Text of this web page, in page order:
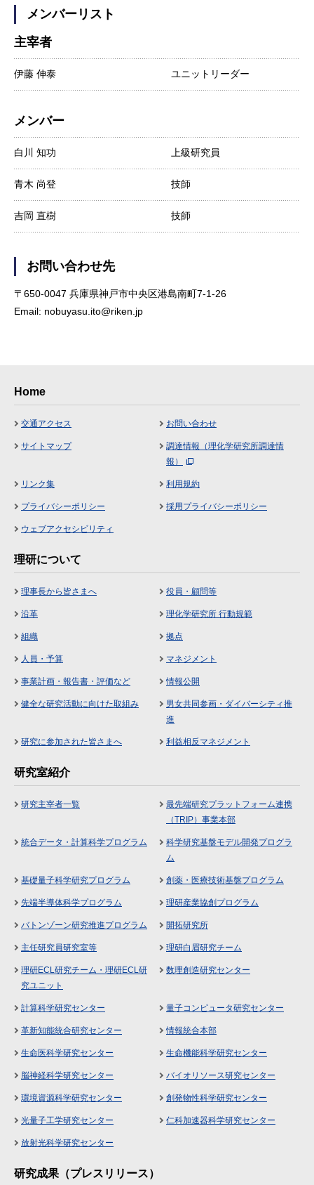
メンバーリスト
主宰者
伊藤 伸泰 ユニットリーダー
メンバー
白川 知功 上級研究員
青木 尚登 技師
吉岡 直樹 技師
お問い合わせ先
〒650-0047 兵庫県神戸市中央区港島南町7-1-26
Email: nobuyasu.ito@riken.jp
Home
交通アクセス お問い合わせ
サイトマップ
調達情報（理化学研究所調達情
報）
リンク集 利用規約
プライバシーポリシー 採用プライバシーポリシー
ウェブアクセシビリティ
理研について
理事長から皆さまへ 役員・顧問等
沿革 理化学研究所 行動規範
組織 拠点
人員・予算 マネジメント
事業計画・報告書・評価など 情報公開
健全な研究活動に向けた取組み
男女共同参画・ダイバーシティ推
進
研究に参加された皆さまへ 利益相反マネジメント
研究室紹介
研究主宰者一覧
最先端研究プラットフォーム連携
（TRIP）事業本部
統合データ・計算科学プログラム
科学研究基盤モデル開発プログラ
ム
基礎量子科学研究プログラム 創薬・医療技術基盤プログラム
先端半導体科学プログラム 理研産業協創プログラム
バトンゾーン研究推進プログラム 開拓研究所
主任研究員研究室等 理研白眉研究チーム
理研ECL研究チーム・理研ECL研
究ユニット
数理創造研究センター
計算科学研究センター 量子コンピュータ研究センター
革新知能統合研究センター 情報統合本部
生命医科学研究センター 生命機能科学研究センター
脳神経科学研究センター バイオリソース研究センター
環境資源科学研究センター 創発物性科学研究センター
光量子工学研究センター 仁科加速器科学研究センター
放射光科学研究センター
研究成果（プレスリリース）